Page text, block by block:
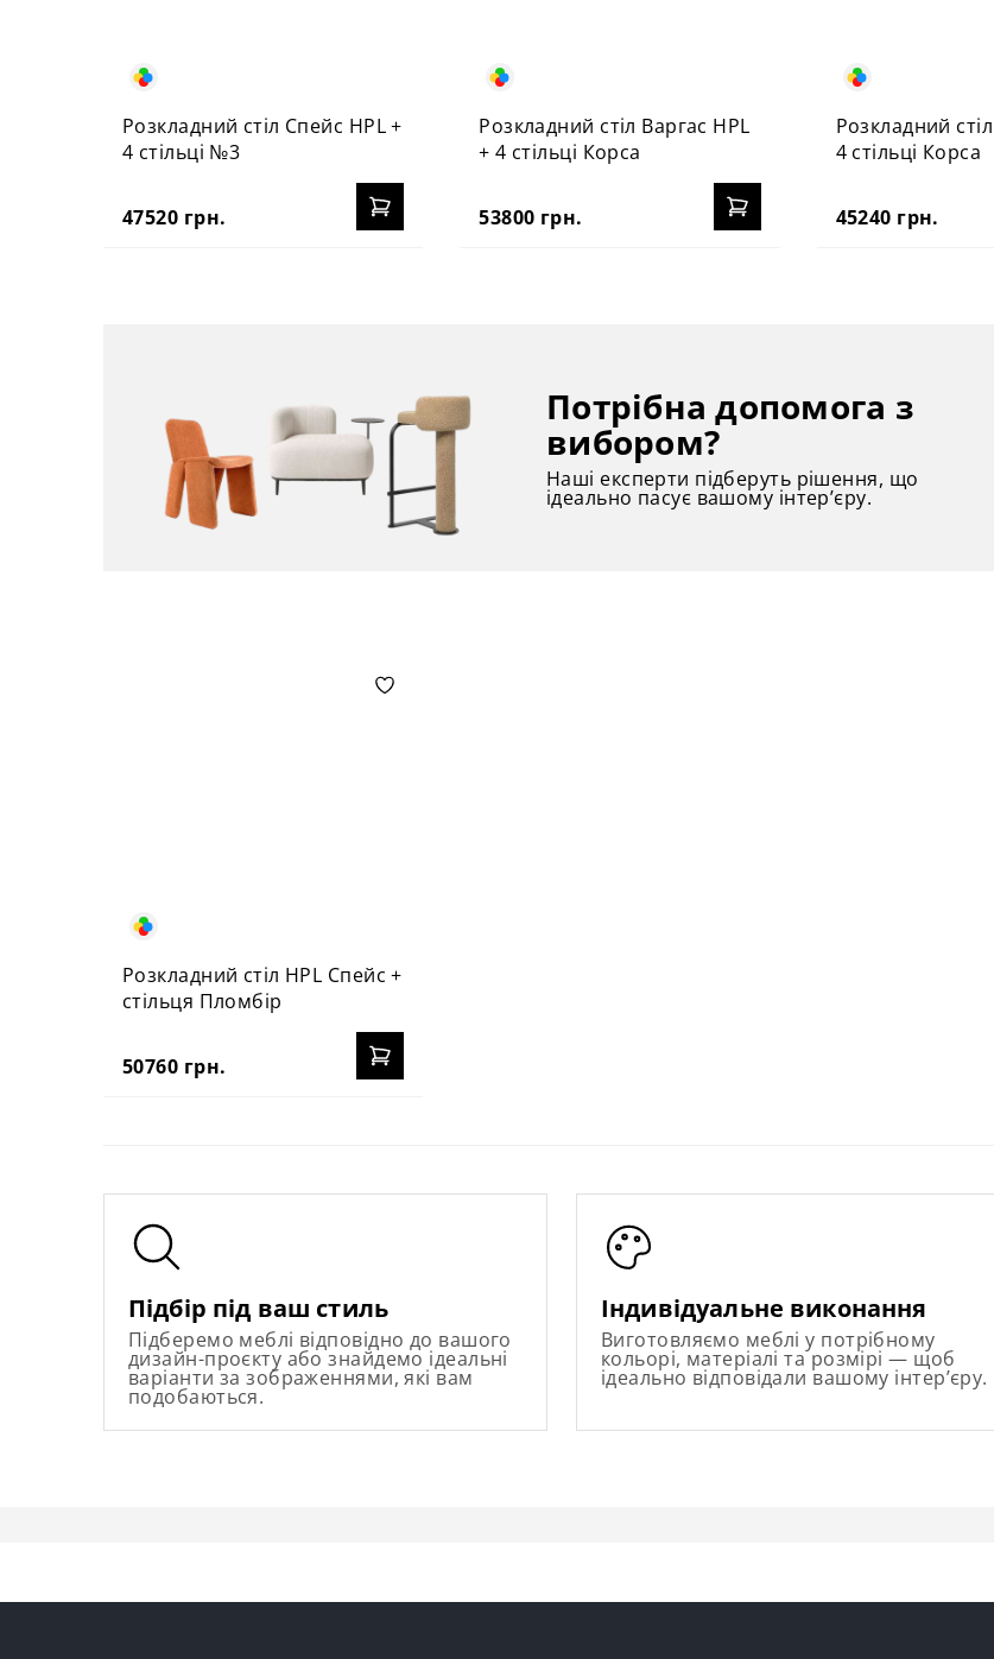
Розкладний стіл Спейс HPL +
4 стільці №3
47520 грн.
Розкладний стіл Варгас HPL
+ 4 стільці Корса
53800 грн.
Розкладний
4 стільці Корса
45240 грн.
Потрібна допомога з
вибором?
Наші експерти підберуть рішення, що
ідеально пасує вашому інтер’єру.
Розкладний стіл HPL Спейс +
стільця Пломбір
50760 грн.
Підбір під ваш стиль
Підберемо меблі відповідно до вашого
дизайн-проєкту або знайдемо ідеальні
варіанти за зображеннями, які вам
подобаються.
Індивідуальне виконання
Виготовляємо меблі у потрібному
кольорі, матеріалі та розмірі — щоб
ідеально відповідали вашому інтер’єру.